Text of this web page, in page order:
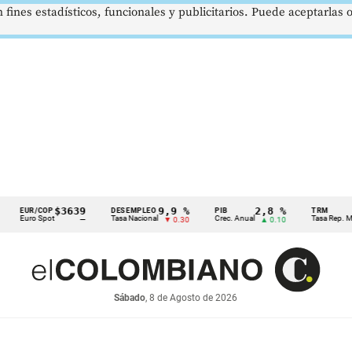
EUR/COP
Euro Spot
$3639 DESEMPLEO
Tasa Nacional
9,9 %
▼ 0.30 Crec. Anual
2,8 %
▲ 0.10 Tasa Rep. Moneda
Sábado, 8 de Agosto de 2026
estadísticos, funcionales y publicitarios. Puede aceptarlas